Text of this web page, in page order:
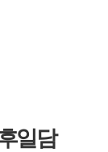
일담